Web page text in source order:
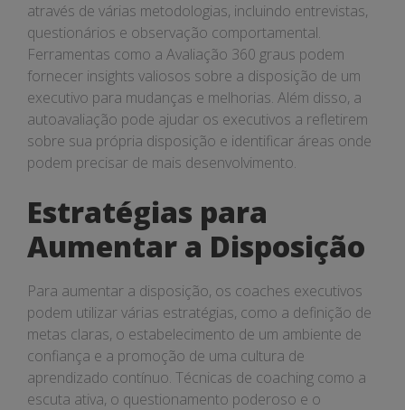
através de várias metodologias, incluindo entrevistas,
questionários e observação comportamental.
Ferramentas como a Avaliação 360 graus podem
fornecer insights valiosos sobre a disposição de um
executivo para mudanças e melhorias. Além disso, a
autoavaliação pode ajudar os executivos a refletirem
sobre sua própria disposição e identificar áreas onde
podem precisar de mais desenvolvimento.
Estratégias para
Aumentar a Disposição
Para aumentar a disposição, os coaches executivos
podem utilizar várias estratégias, como a definição de
metas claras, o estabelecimento de um ambiente de
confiança e a promoção de uma cultura de
aprendizado contínuo. Técnicas de coaching como a
escuta ativa, o questionamento poderoso e o